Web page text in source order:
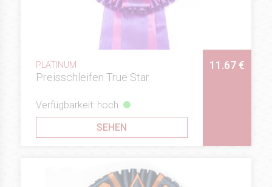
PLATINUM
Preisschleifen True Star
11.67 €
Verfügbarkeit: hoch
SEHEN